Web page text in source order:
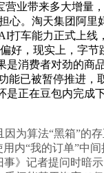
业带来多大增量
心。淘天集团阿里
打车能力正式上线
好，现实上，字节
是消费者对劲的商
能已被暂停推进，
正在豆包内完成
为算法“黑箱”的
内“我的订单”中
》记者提问时暗